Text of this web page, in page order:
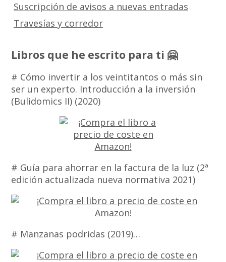
Suscripción de avisos a nuevas entradas
Travesías y corredor
Libros que he escrito para ti 🤗
# Cómo invertir a los veintitantos o más sin
ser un experto. Introducción a la inversión
(Bulidomics II) (2020)
# Guía para ahorrar en la factura de la luz (2ª
edición actualizada nueva normativa 2021)
# Manzanas podridas (2019)…